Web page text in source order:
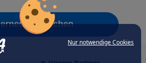
Nur notwendige Cookies
erneut versuchen